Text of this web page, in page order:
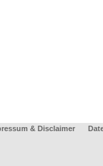
& Disclaimer